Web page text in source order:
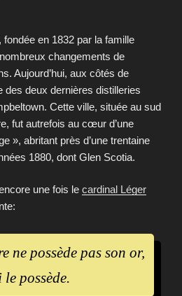
en 1832 par la famille
changements de
Aujourd’hui, aux côtés de
des deux dernières distilleries
Cette ville, située au sud
fut autrefois au cœur d’une
», abritant près d’une trentaine
1880, dont Glen Scotia.
une fois le cardinal Léger
ne possède pas son or,
possède.